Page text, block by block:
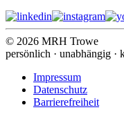
© 2026 MRH Trowe
persönlich · unabhängig ·
Impressum
Datenschutz
Barrierefreiheit